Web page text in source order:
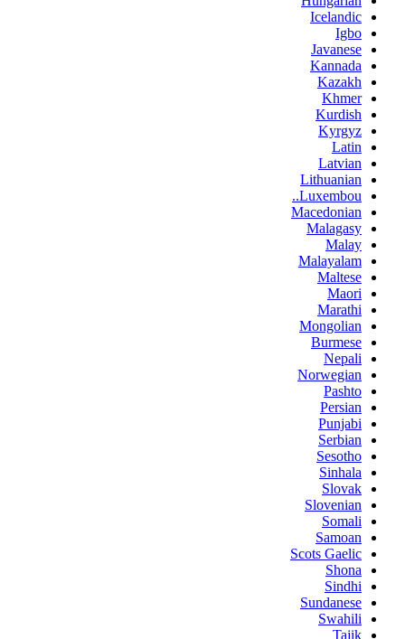
Icelandic
Igbo
Javanese
Kannada
Kazakh
Khmer
Kurdish
Kyrgyz
Latin
Latvian
Lithuanian
Luxembou..
Macedonian
Malagasy
Malay
Malayalam
Maltese
Maori
Marathi
Mongolian
Burmese
Nepali
Norwegian
Pashto
Persian
Punjabi
Serbian
Sesotho
Sinhala
Slovak
Slovenian
Somali
Samoan
Scots Gaelic
Shona
Sindhi
Sundanese
Swahili
Tajik